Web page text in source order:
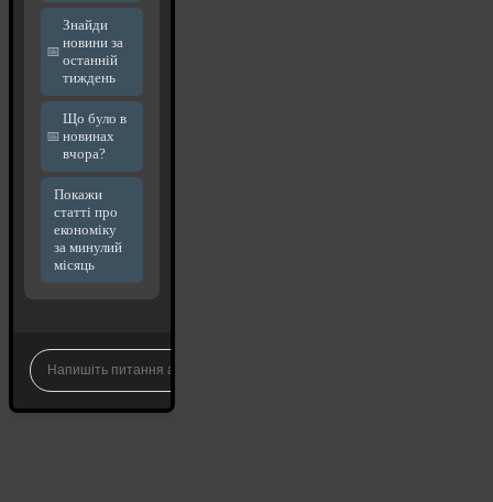
Знайди
новини за
останній
тиждень
Що було в
новинах
вчора?
Покажи
статті про
економіку
за минулий
місяць